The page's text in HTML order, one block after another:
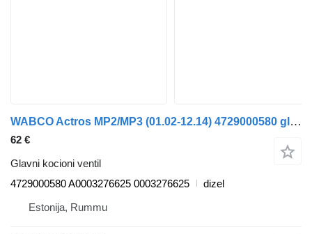
WABCO Actros MP2/MP3 (01.02-12.14) 4729000580 glavni kocioni ventil za Mercedes-Benz Actros, Axor MP1, MP2, MP3 (1996-2014) kamiona
62 €
Glavni kocioni ventil
4729000580 A0003276625 0003276625
dizel
Estonija, Rummu